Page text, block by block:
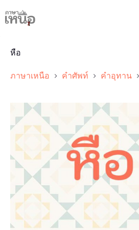
to
content
หือ
ภาษาเหนือ คำศัพท์ คำอุทาน